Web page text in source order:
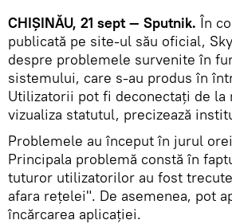
CHIȘINĂU, 21 sept — Sputnik. În
publicată pe site-ul său oficial,
despre problemele survenite în
sistemului, care s-au produs în
Utilizatorii pot fi deconectați de la
vizualiza statutul, precizează
Problemele au început în jurul
Principala problemă constă în
tuturor utilizatorilor au fost
afara rețelei". De asemenea, pot
încărcarea aplicației.